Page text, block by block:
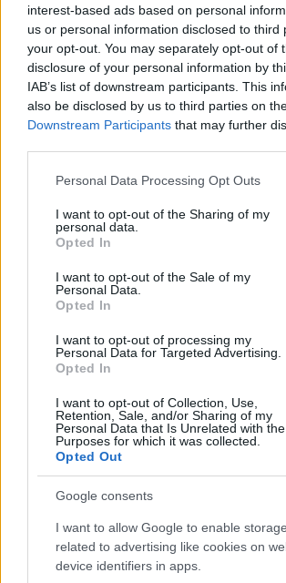
interest-based ads based on personal
us or personal information disclosed to third
your opt-out. You may separately opt-out of
disclosure of your personal information by
IAB’s list of downstream participants. This
also be disclosed by us to third parties on
Downstream Participants that may further
Please note that this website/app uses one
not limited to your visit or usage behaviour.
grant or deny consent to Google and its
use your data for below specified purposes
consent section.
Personal Data Processing Opt Outs
I want to opt-out of the Sharing of my
personal data.
Opted In
I want to opt-out of the Sale of my
Personal Data.
Opted In
I want to opt-out of processing my
Personal Data for Targeted Advertising.
Opted In
I want to opt-out of Collection, Use,
Retention, Sale, and/or Sharing of my
Personal Data that Is Unrelated with the
Purposes for which it was collected.
Opted Out
Google consents
I want to allow Google to enable storage
related to advertising like cookies on
device identifiers in apps.
para conducir y viajar por
La International Drivers Association te ofrece
Compra tu coche de segunda
Heycar
¿Estás pensando en renovar tu coche?
AUTOMOVIL